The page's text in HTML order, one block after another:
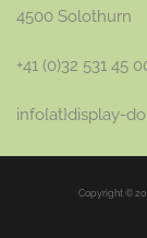
4500 Solothurn
+41 (0)32 531 45
info{at}display-
Copyright ©